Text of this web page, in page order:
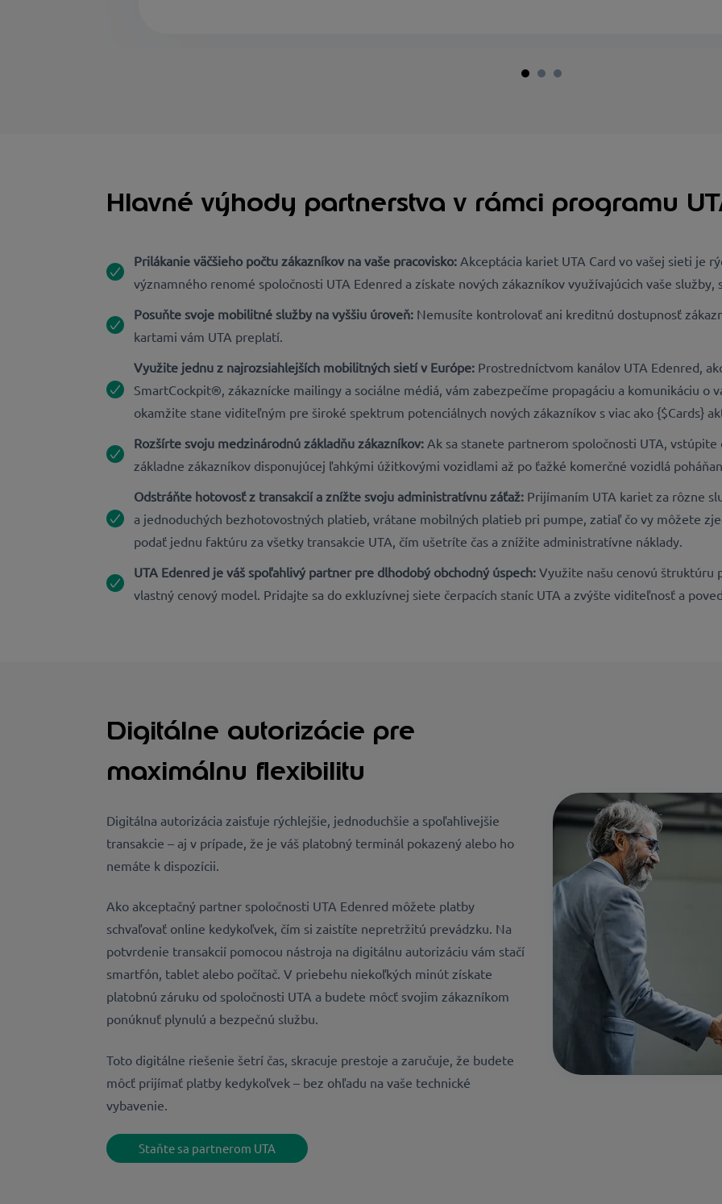
Hlavné výhody partnerstva v rámci programu
Prilákanie väčšieho počtu zákazníkov na vaše pracovisko: Akceptácia kariet UTA Card vo vašej sieti je
významného renomé spoločnosti UTA Edenred a získate nových zákazníkov využívajúcich vaše služby,
Posuňte svoje mobilitné služby na vyššiu úroveň: Nemusíte kontrolovať ani kreditnú dostupnosť
kartami vám UTA preplatí.
Využite jednu z najrozsiahlejších mobilitných sietí v Európe: Prostredníctvom kanálov UTA Edenred,
SmartCockpit®, zákaznícke mailingy a sociálne médiá, vám zabezpečíme propagáciu a komunikáciu o
okamžite stane viditeľným pre široké spektrum potenciálnych nových zákazníkov s viac ako {$Cards}
Rozšírte svoju medzinárodnú základňu zákazníkov: Ak sa stanete partnerom spoločnosti UTA,
základne zákazníkov disponujúcej ľahkými úžitkovými vozidlami až po ťažké komerčné vozidlá
Odstráňte hotovosť z transakcií a znížte svoju administratívnu záťaž: Prijímaním UTA kariet za rôzne
a jednoduchých bezhotovostných platieb, vrátane mobilných platieb pri pumpe, zatiaľ čo vy môžete
podať jednu faktúru za všetky transakcie UTA, čím ušetríte čas a znížite administratívne náklady.
UTA Edenred je váš spoľahlivý partner pre dlhodobý obchodný úspech: Využite našu cenovú štruktúru
vlastný cenový model. Pridajte sa do exkluzívnej siete čerpacích staníc UTA a zvýšte viditeľnosť a
Digitálne autorizácie pre
maximálnu flexibilitu
Digitálna autorizácia zaisťuje rýchlejšie, jednoduchšie a spoľahlivejšie
transakcie – aj v prípade, že je váš platobný terminál pokazený alebo ho
nemáte k dispozícii.
Ako akceptačný partner spoločnosti UTA Edenred môžete platby
schvaľovať online kedykoľvek, čím si zaistíte nepretržitú prevádzku. Na
potvrdenie transakcií pomocou nástroja na digitálnu autorizáciu vám stačí
smartfón, tablet alebo počítač. V priebehu niekoľkých minút získate
platobnú záruku od spoločnosti UTA a budete môcť svojim zákazníkom
ponúknuť plynulú a bezpečnú službu.
Toto digitálne riešenie šetrí čas, skracuje prestoje a zaručuje, že budete
môcť prijímať platby kedykoľvek – bez ohľadu na vaše technické
vybavenie.
Staňte sa partnerom UTA